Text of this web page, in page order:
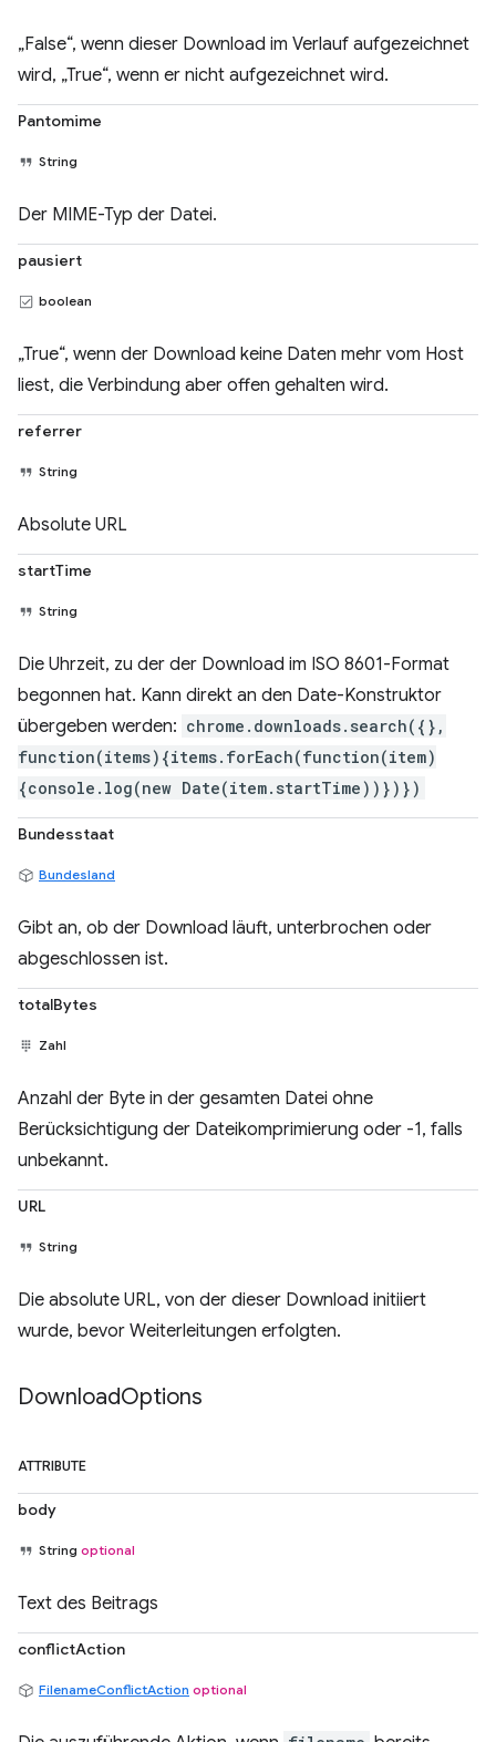
„False“, wenn dieser Download im Verlauf aufgezeichnet
wird, „True“, wenn er nicht aufgezeichnet wird.
Pantomime
String
Der MIME-Typ der Datei.
pausiert
boolean
„True“, wenn der Download keine Daten mehr vom Host
liest, die Verbindung aber offen gehalten wird.
referrer
String
Absolute URL
startTime
String
Die Uhrzeit, zu der der Download im ISO 8601-Format
begonnen hat. Kann direkt an den Date-Konstruktor
übergeben werden: chrome.downloads.search({},
function(items){items.forEach(function(item)
{console.log(new Date(item.startTime))})})
Bundesstaat
Bundesland
Gibt an, ob der Download läuft, unterbrochen oder
abgeschlossen ist.
totalBytes
Zahl
Anzahl der Byte in der gesamten Datei ohne
Berücksichtigung der Dateikomprimierung oder -1, falls
unbekannt.
URL
String
Die absolute URL, von der dieser Download initiiert
wurde, bevor Weiterleitungen erfolgten.
DownloadOptions
ATTRIBUTE
body
String optional
Text des Beitrags
conflictAction
FilenameConflictAction optional